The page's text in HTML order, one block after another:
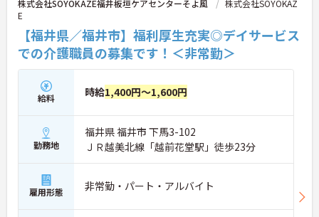
株式会社SOYOKAZE福井板垣ケアセンターそよ風
株式会社SOYOKAZ
E
【福井県／福井市】福利厚生充実◎デイサービス
での介護職員の募集です！＜非常勤＞
給料 時給1,400円～1,600円
勤務地
福井県 福井市 下馬3-102
ＪＲ越美北線「越前花堂駅」徒歩23分
雇用形態 非常勤・パート・アルバイト